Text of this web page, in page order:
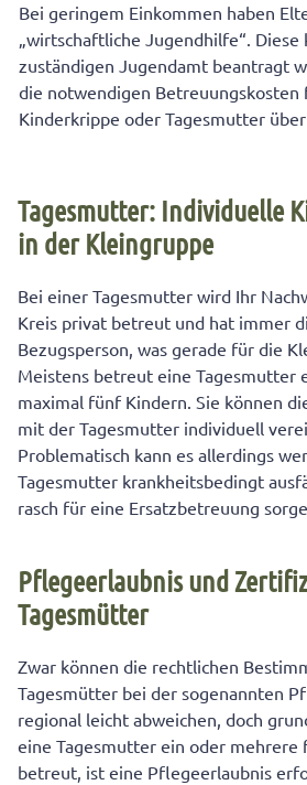
Bei geringem Einkommen haben
„wirtschaftliche Jugendhilfe“. Diese
zuständigen Jugendamt beantragt
die notwendigen Betreuungskosten
Kinderkrippe oder Tagesmutter
Tagesmutter: Individuelle
in der Kleingruppe
Bei einer Tagesmutter wird Ihr
Kreis privat betreut und hat immer
Bezugsperson, was gerade für die
Meistens betreut eine Tagesmutter
maximal fünf Kindern. Sie können
mit der Tagesmutter individuell
Problematisch kann es allerdings
Tagesmutter krankheitsbedingt
rasch für eine Ersatzbetreuung
Pflegeerlaubnis und
Tagesmütter
Zwar können die rechtlichen
Tagesmütter bei der sogenannten
regional leicht abweichen, doch
eine Tagesmutter ein oder mehrere
betreut, ist eine Pflegeerlaubnis